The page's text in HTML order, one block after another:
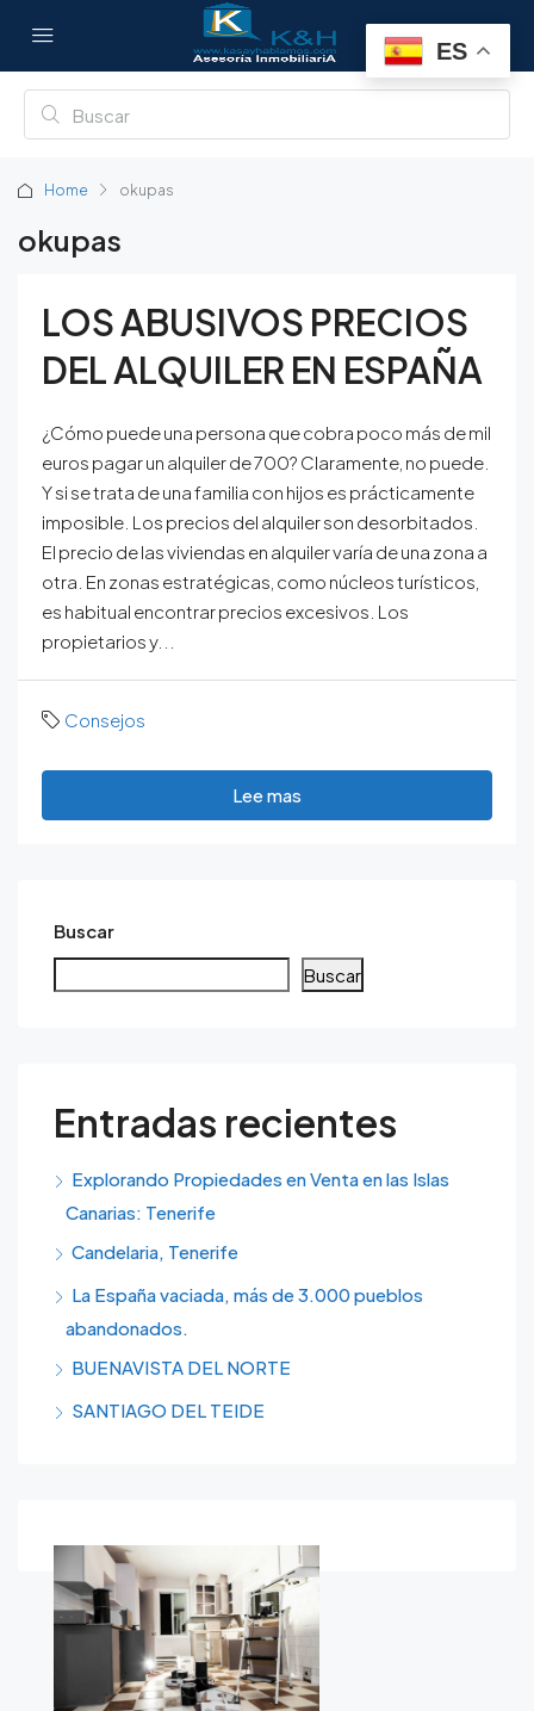
Home okupas
okupas
LOS ABUSIVOS PRECIOS
DEL ALQUILER EN ESPAÑA
¿Cómo puede una persona que cobra poco más de mil
euros pagar un alquiler de 700? Claramente, no puede.
Y si se trata de una familia con hijos es prácticamente
imposible. Los precios del alquiler son desorbitados.
El precio de las viviendas en alquiler varía de una zona a
otra. En zonas estratégicas, como núcleos turísticos,
es habitual encontrar precios excesivos. Los
propietarios y...
Consejos
Lee mas
Buscar
Buscar
Entradas recientes
Explorando Propiedades en Venta en las Islas
Canarias: Tenerife
Candelaria, Tenerife
La España vaciada, más de 3.000 pueblos
abandonados.
BUENAVISTA DEL NORTE
SANTIAGO DEL TEIDE
ES